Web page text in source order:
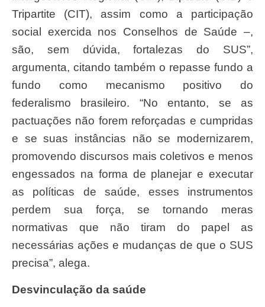
Tripartite (CIT), assim como a participação
social exercida nos Conselhos de Saúde –,
são, sem dúvida, fortalezas do SUS”,
argumenta, citando também o repasse fundo a
fundo como mecanismo positivo do
federalismo brasileiro. “No entanto, se as
pactuações não forem reforçadas e cumpridas
e se suas instâncias não se modernizarem,
promovendo discursos mais coletivos e menos
engessados na forma de planejar e executar
as políticas de saúde, esses instrumentos
perdem sua força, se tornando meras
normativas que não tiram do papel as
necessárias ações e mudanças de que o SUS
precisa”, alega.
Desvinculação da saúde